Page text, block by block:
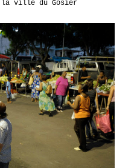
la ville du Gosier